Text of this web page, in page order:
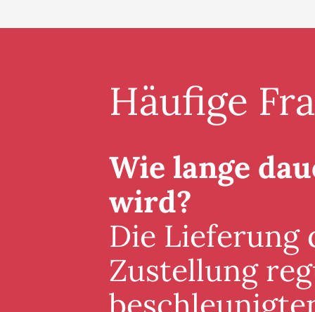
Häufige
Wie lange
wird?
Die Lieferung
Zustellung